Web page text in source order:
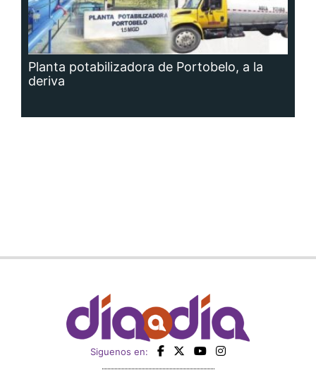
Planta potabilizadora de Portobelo, a la
deriva
Siguenos en: